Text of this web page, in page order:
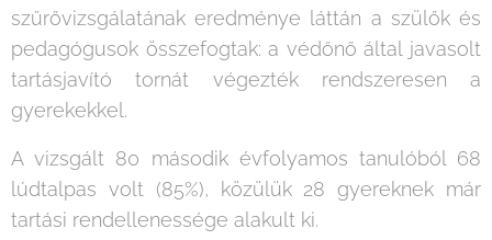
szűrővizsgálatának eredménye láttán a szülők és
pedagógusok összefogtak: a védőnő által javasolt
tartásjavító tornát végezték rendszeresen a
gyerekekkel.
A vizsgált 80 második évfolyamos tanulóból 68
lúdtalpas volt (85%), közülük 28 gyereknek már
tartási rendellenessége alakult ki.